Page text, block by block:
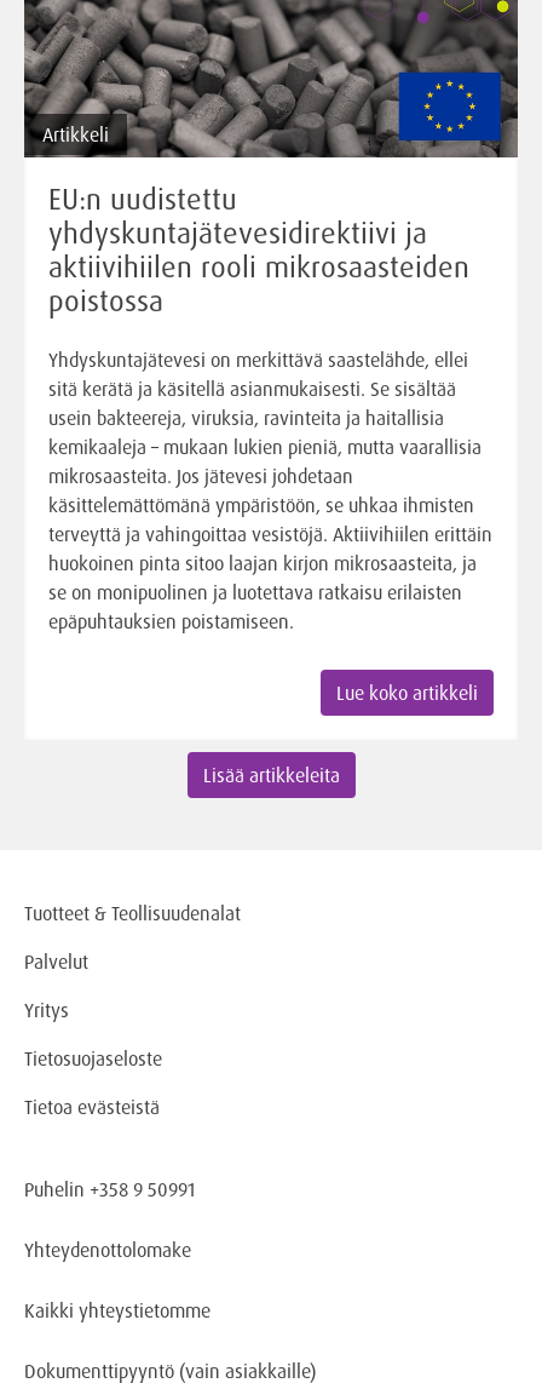
Artikkeli
EU:n uudistettu
yhdyskuntajätevesidirektiivi ja
aktiivihiilen rooli mikrosaasteiden
poistossa
Yhdyskuntajätevesi on merkittävä saastelähde, ellei
sitä kerätä ja käsitellä asianmukaisesti. Se sisältää
usein bakteereja, viruksia, ravinteita ja haitallisia
kemikaaleja – mukaan lukien pieniä, mutta vaarallisia
mikrosaasteita. Jos jätevesi johdetaan
käsittelemättömänä ympäristöön, se uhkaa ihmisten
terveyttä ja vahingoittaa vesistöjä. Aktiivihiilen erittäin
huokoinen pinta sitoo laajan kirjon mikrosaasteita, ja
se on monipuolinen ja luotettava ratkaisu erilaisten
epäpuhtauksien poistamiseen.
Lue koko artikkeli
Lisää artikkeleita
Tuotteet & Teollisuudenalat
Palvelut
Yritys
Tietosuojaseloste
Tietoa evästeistä
Puhelin +358 9 50991
Yhteydenottolomake
Kaikki yhteystietomme
Dokumenttipyyntö (vain asiakkaille)